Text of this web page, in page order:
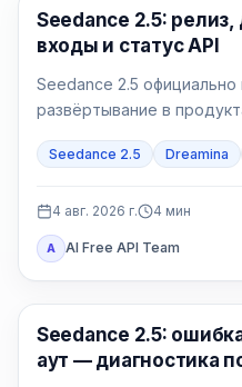
AI Video Generation
Seedance 2.5:
входы и статус API
Seedance 2.5
развёртывание в
аккаунте и полный
Seedance 2.5 Dreamina
4 авг. 2026 г. 4 мин
A AI Free API Team
ИИ-видео
Seedance 2.5:
аут — диагностика